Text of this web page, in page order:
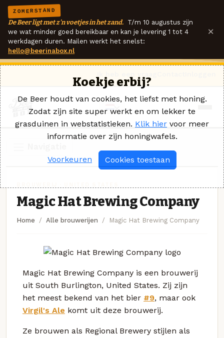
ZOMERSTAND
De Beer ligt met z'n voetjes in het zand. T/m 10 augustus zijn
we wat minder goed bereikbaar en kan je levering 1 tot 4
werkdagen duren. Mailen werkt het snelst:
hello@beerinabox.nl
×
Magic Hat Brewing Company
Home Alle brouwerijen Magic Hat Brewing Company
Magic Hat Brewing Company is een brouwerij
uit South Burlington, United States. Zij zijn
het meest bekend van het bier #9, maar ook
Virgil's Ale komt uit deze brouwerij.
Ze brouwen als Regional Brewery stijlen als
Koekje erbij?
De Beer houdt van cookies, het liefst met honing.
Zodat zijn site super werkt en om lekker te
grasduinen in webstatistieken. Klik hier voor meer
informatie over zijn honingwafels.
Voorkeuren Cookies toestaan